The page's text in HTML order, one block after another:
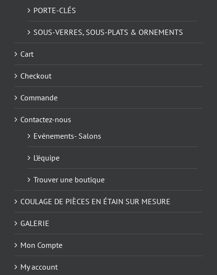
PORTE-CLÉS
SOUS-VERRES, SOUS-PLATS & ORNEMENTS
Cart
Checkout
Commande
Contactez-nous
Evénements- Salons
L’équipe
Trouver une boutique
COULAGE DE PIÈCES EN ÉTAIN SUR MESURE
GALERIE
Mon Compte
My account